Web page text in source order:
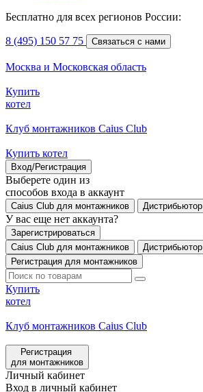
Бесплатно для всех регионов России:
8 (495) 150 57 75 Связаться с нами
Москва и Московская область
Купить
котел
Клуб монтажников Caius Club
Купить котел
Вход/Регистрация
Выберете один из
способов входа в аккаунт
Caius Club для монтажников Дистрибьютор
У вас еще нет аккаунта?
Зарегистрироваться
Caius Club для монтажников
Дистрибьютор
Регистрация для монтажников
Купить
котел
Клуб монтажников Caius Club
Регистрация
для монтажников
Личный кабинет
Вход в личный кабинет